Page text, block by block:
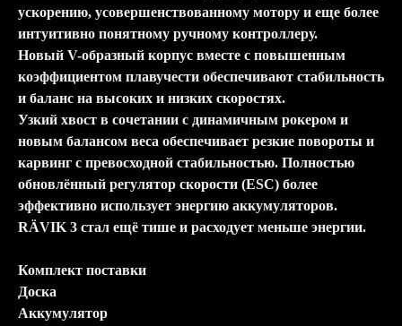
ускорению, усовершенствованному мотору и еще более
интуитивно понятному ручному контроллеру.
Новый V-образный корпус вместе с повышенным
коэффициентом плавучести обеспечивают стабильность
и баланс на высоких и низких скоростях.
Узкий хвост в сочетании с динамичным рокером и
новым балансом веса обеспечивает резкие повороты и
карвинг с превосходной стабильностью. Полностью
обновлённый регулятор скорости (ESC) более
эффективно использует энергию аккумуляторов.
RÄVIK 3 стал ещё тише и расходует меньше энергии.
Комплект поставки
Доска
Аккумулятор